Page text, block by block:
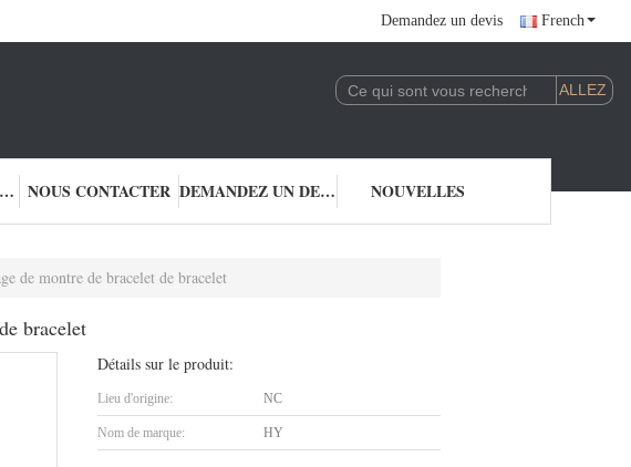
Demandez un devis French
CONTRÔLE DE LA QUALITÉ NOUS CONTACTER DEMANDEZ UN DEVIS NOUVELLES
de montre de bracelet de bracelet
bracelet
Détails sur le produit:
Lieu d'origine: NC
Nom de marque: HY